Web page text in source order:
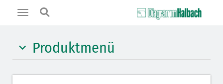
Toggle
Produktmenü